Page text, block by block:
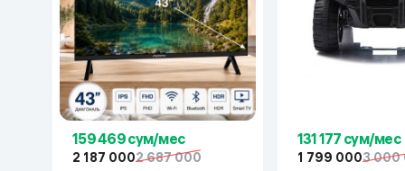
159 469 сум/мес
2 187 0002 687 000
131 177 сум/мес
1 799 0003 000